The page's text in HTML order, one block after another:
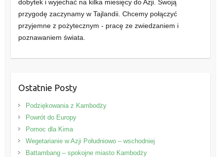
dobytek i wyjechać na kilka miesięcy do Azji. Swoją
przygodę zaczynamy w Tajlandii. Chcemy połączyć
przyjemne z pożytecznym - pracę ze zwiedzaniem i
poznawaniem świata.
Ostatnie Posty
Podziękowania z Kambodży
Powrót do Europy
Pomoc dla Kima
Wegetarianie w Azji Południowo – wschodniej
Battambang – spokojne miasto Kambodży